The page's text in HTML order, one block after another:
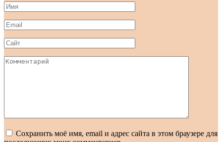
Имя
*
Email
*
Сайт
Комментарий
Сохранить моё имя, email и адрес сайта в этом браузере для